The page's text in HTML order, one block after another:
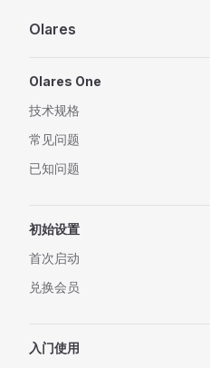
Skip to content
Olares
Olares One
技术规格
常见问题
已知问题
初始设置
首次启动
兑换会员
入门使用